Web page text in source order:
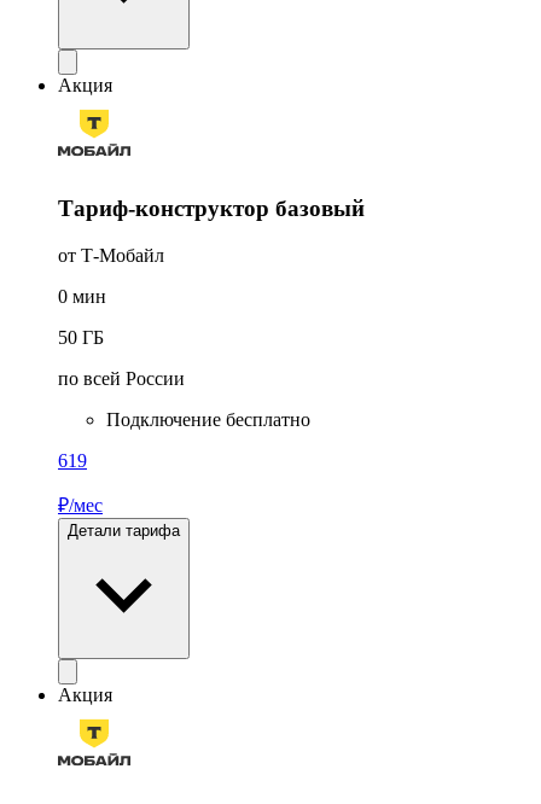
Акция
Тариф-конструктор базовый
от Т‑Мобайл
0 мин
50 ГБ
по всей России
Подключение бесплатно
619
₽/мес
Детали тарифа
Акция